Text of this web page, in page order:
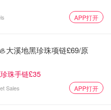
767
APP打开
大溪地黑珍珠项链£69/原
珠手链£35
Sales APP打开